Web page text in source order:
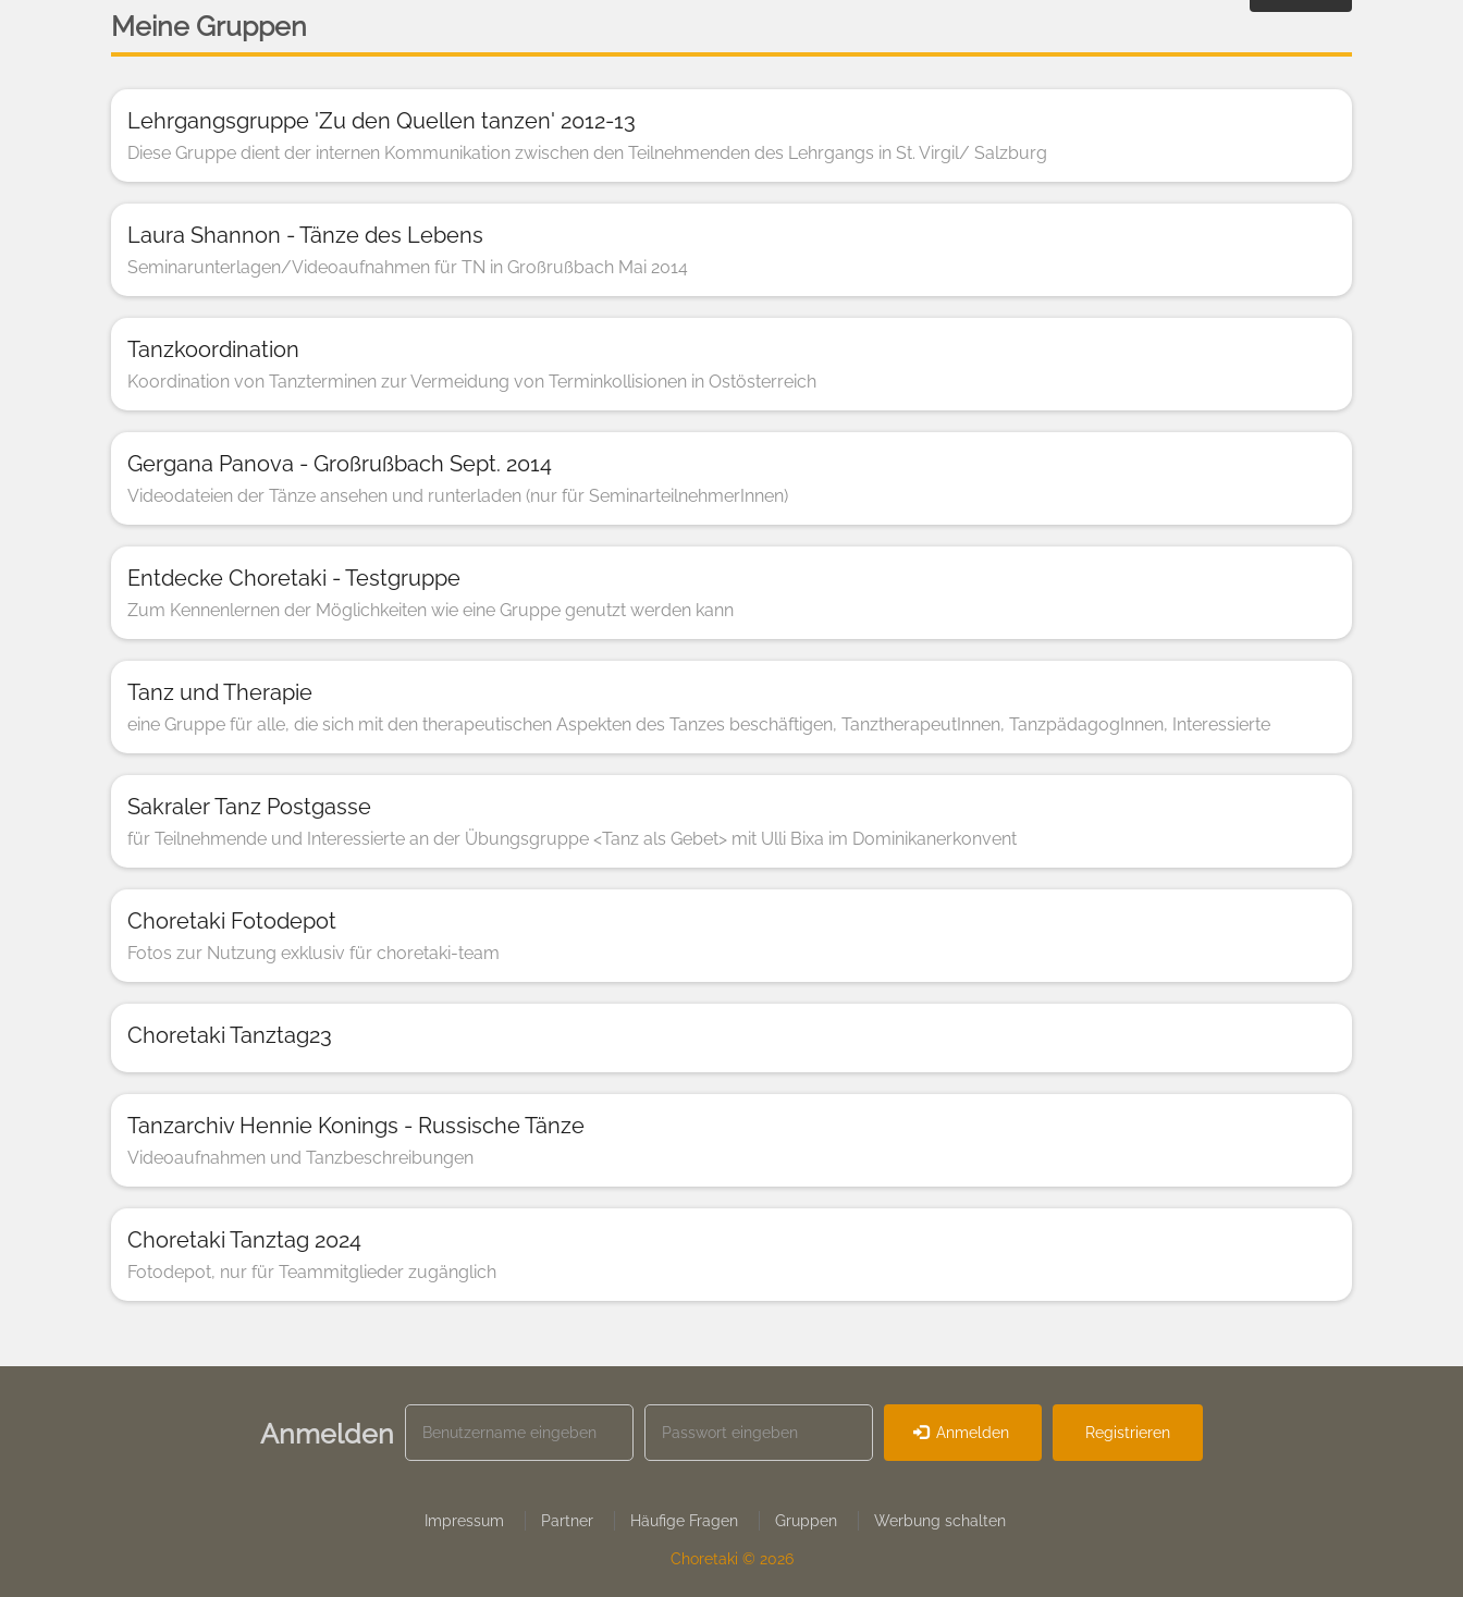
Meine Gruppen
Lehrgangsgruppe 'Zu den Quellen tanzen' 2012-13
Diese Gruppe dient der internen Kommunikation zwischen den Teilnehmenden des Lehrgangs in St. Virgil/ Salzburg
Laura Shannon - Tänze des Lebens
Seminarunterlagen/Videoaufnahmen für TN in Großrußbach Mai 2014
Tanzkoordination
Koordination von Tanzterminen zur Vermeidung von Terminkollisionen in Ostösterreich
Gergana Panova - Großrußbach Sept. 2014
Videodateien der Tänze ansehen und runterladen (nur für SeminarteilnehmerInnen)
Entdecke Choretaki - Testgruppe
Zum Kennenlernen der Möglichkeiten wie eine Gruppe genutzt werden kann
Tanz und Therapie
eine Gruppe für alle, die sich mit den therapeutischen Aspekten des Tanzes beschäftigen, TanztherapeutInnen, TanzpädagogInnen, Interessierte
Sakraler Tanz Postgasse
für Teilnehmende und Interessierte an der Übungsgruppe <Tanz als Gebet> mit Ulli Bixa im Dominikanerkonvent
Choretaki Fotodepot
Fotos zur Nutzung exklusiv für choretaki-team
Choretaki Tanztag23
Tanzarchiv Hennie Konings - Russische Tänze
Videoaufnahmen und Tanzbeschreibungen
Choretaki Tanztag 2024
Fotodepot, nur für Teammitglieder zugänglich
Anmelden Anmelden Registrieren
Impressum Partner Häufige Fragen Gruppen Werbung schalten
Choretaki © 2026